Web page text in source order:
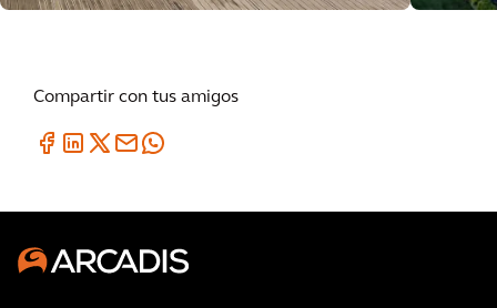
Compartir con tus amigos